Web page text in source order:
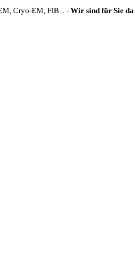
Cryo-EM, FIB... - Wir sind für Sie da